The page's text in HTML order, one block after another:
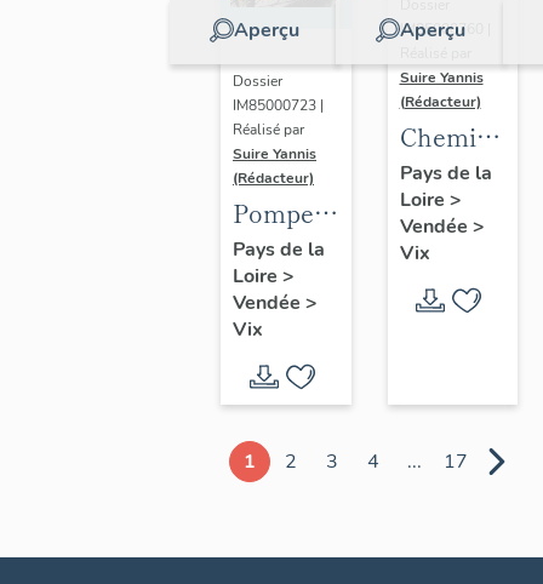
Aperçu
Dossier
IM85000723 |
Réalisé par
Suire Yannis
(Rédacteur)
Pompe à
eau ; le
Pont de
Vix, 16
Pont de
Vix
Pays de la
Loire >
Vendée >
Vix
Aperçu
IM85000760 |
Suire Yannis
(Rédacteur)
Chemin
de croix
Pays de la
Loire >
Vendée >
Vix
1 2 3 4 ... 17